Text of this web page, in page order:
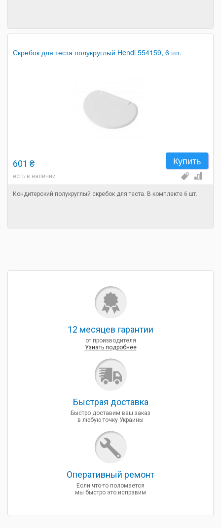
Скребок для теста полукруглый Hendi 554159, 6 шт.
Купить
601 ₴
есть в наличии
Кондитерский полукруглый скребок для теста. В комплекте 6 шт.
12 месяцев гарантии
от производителя
Узнать подробнее
Быcтрая доставка
Быстро доставим ваш заказ
в любую точку Украины
Оперативный ремонт
Если что-то поломается
мы быстро это исправим